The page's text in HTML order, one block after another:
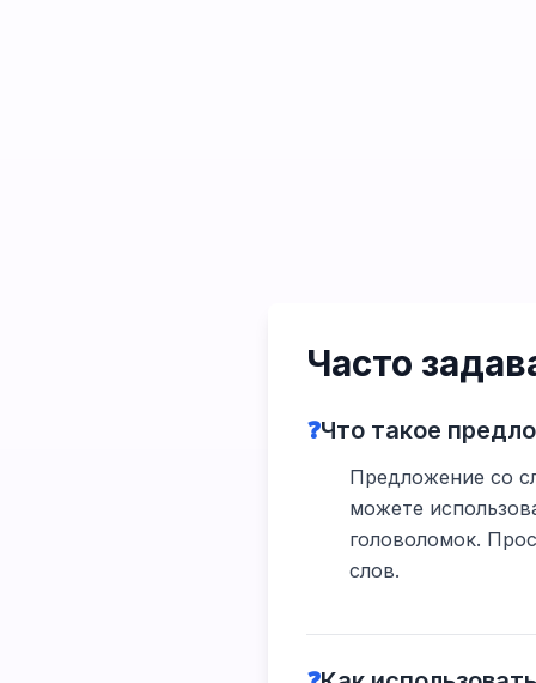
Часто
❓Что такое
Предложение со
можете
головоломок.
слов.